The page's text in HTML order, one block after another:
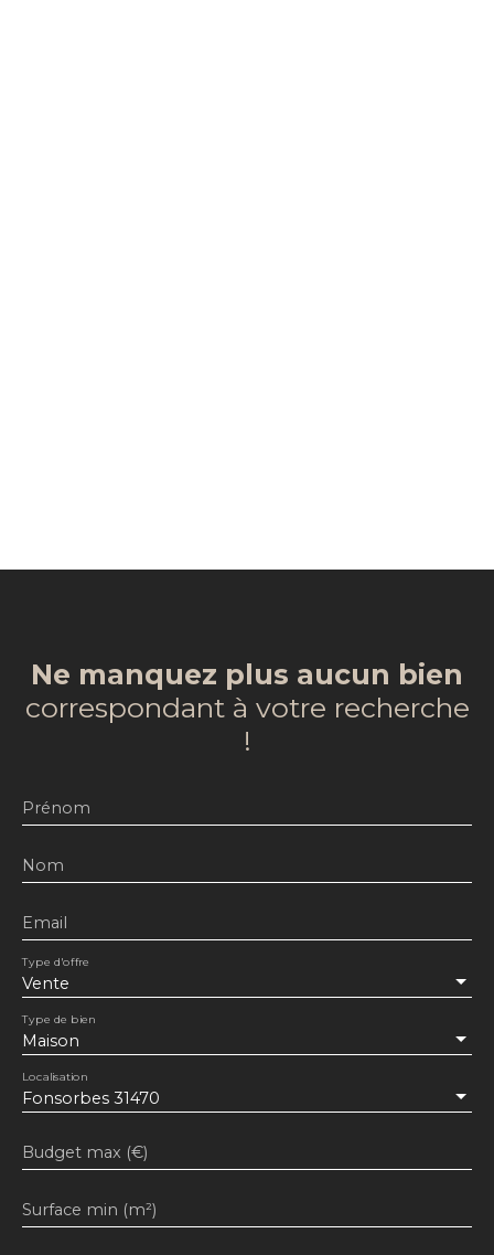
Ne manquez plus aucun bien
correspondant à votre recherche
!
Prénom
Nom
Email
Vente
Type d'offre
Maison
Type de bien
Fonsorbes 31470
Localisation
Budget max (€)
Surface min (m²)